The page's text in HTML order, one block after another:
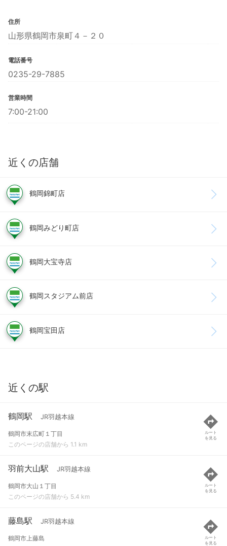
住所
山形県鶴岡市泉町４－２０
電話番号
0235-29-7885
営業時間
7:00-21:00
近くの店舗
鶴岡錦町店
鶴岡みどり町店
鶴岡大宝寺店
鶴岡スタジアム前店
鶴岡宝田店
近くの駅
鶴岡駅 JR羽越本線
鶴岡市末広町１丁目
このページの店舗から 1.1 km
ルート
を見る
羽前大山駅 JR羽越本線
鶴岡市大山１丁目
このページの店舗から 5.4 km
ルート
を見る
藤島駅 JR羽越本線
鶴岡市上藤島
ルート
を見る